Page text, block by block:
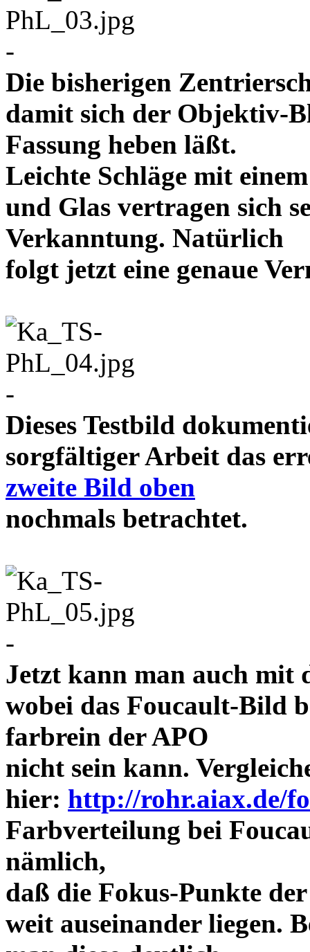
-
Die bisherigen
damit sich der Objektiv-
Fassung heben läßt.
Leichte Schläge mit
und Glas vertragen sich
Verkanntung. Natürlich
folgt jetzt eine genaue
-
Dieses Testbild
sorgfältiger Arbeit das
zweite Bild oben
nochmals
-
Jetzt kann man auch mit
wobei das Foucault-Bild
farbrein der APO
nicht sein kann.
hier: http://rohr.aiax.de/
Farbverteilung bei
nämlich,
daß die Fokus-Punkte
weit auseinander liegen.